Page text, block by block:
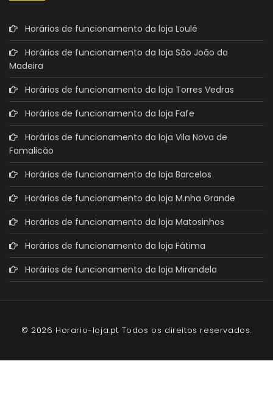
Horários de funcionamento da loja Loulé
Horários de funcionamento da loja São João da
Madeira
Horários de funcionamento da loja Torres Vedras
Horários de funcionamento da loja Fafe
Horários de funcionamento da loja Vila Nova de
Famalicão
Horários de funcionamento da loja Barcelos
Horários de funcionamento da loja M.nha Grande
Horários de funcionamento da loja Matosinhos
Horários de funcionamento da loja Fátima
Horários de funcionamento da loja Mirandela
© 2026 Horario-loja.pt Todos os direitos reservados.